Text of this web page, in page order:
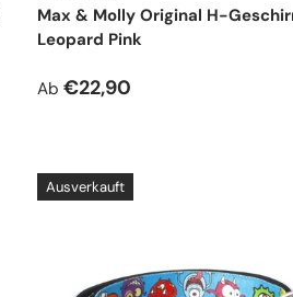
Max & Molly Original H-
Leopard Pink
Normaler Preis
Ab €22,90
Ausverkauft